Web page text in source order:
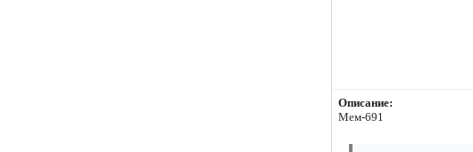
Описание:
Мем-691